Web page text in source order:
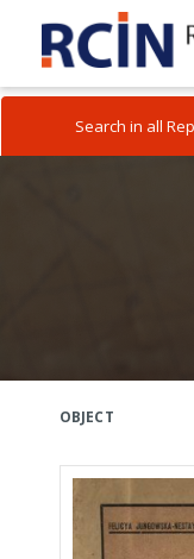
Search in all
OBJECT